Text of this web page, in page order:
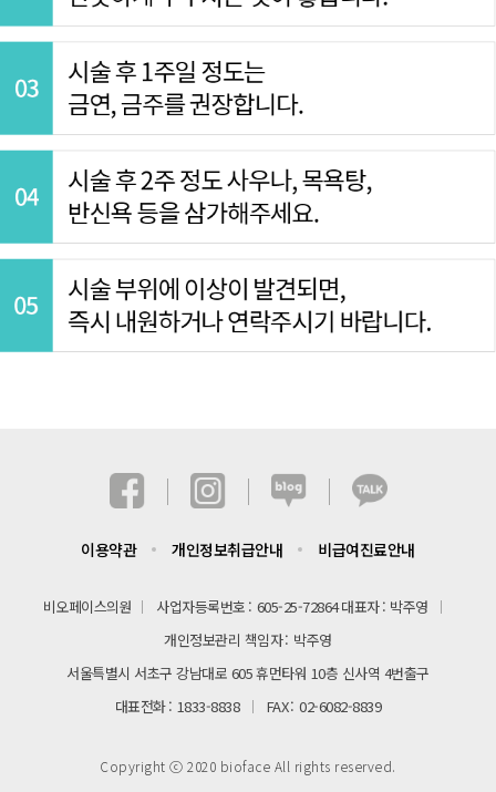
이용약관 개인정보취급안내 비급여진료안내
비오페이스의원 사업자등록번호 605-25-72864대표자 박주영
개인정보관리 책임자 박주영
서울특별시 서초구 강남대로 605 휴먼타워 10층 신사역 4번출구
대표전화 1833-8838 FAX 02-6082-8839
Copyright ⓒ 2020 bioface All rights reserved.